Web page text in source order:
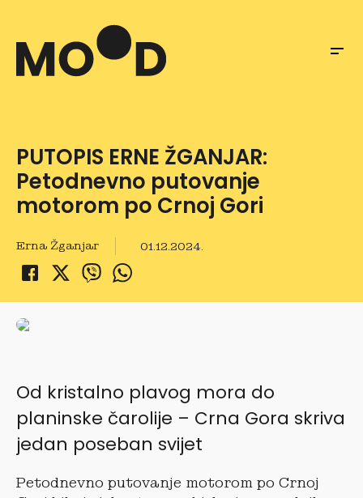
PUTOPIS ERNE ŽGANJAR:
Petodnevno putovanje
motorom po Crnoj Gori
Erna Žganjar 01.12.2024.
Od kristalno plavog mora do
planinske čarolije – Crna Gora skriva
jedan poseban svijet
Petodnevno putovanje motorom po Crnoj